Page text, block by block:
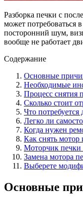
Разборка печки с
может потребоваться
посторонний шум,
вообще не работает
Содержание
Основные
Необходимые
Процесс снятия
Сколько стоит
Что потребуется
Легко ли
Когда нужен
Как снять мотор
Моторчик печки
Замена мотора
Выберете
Основные